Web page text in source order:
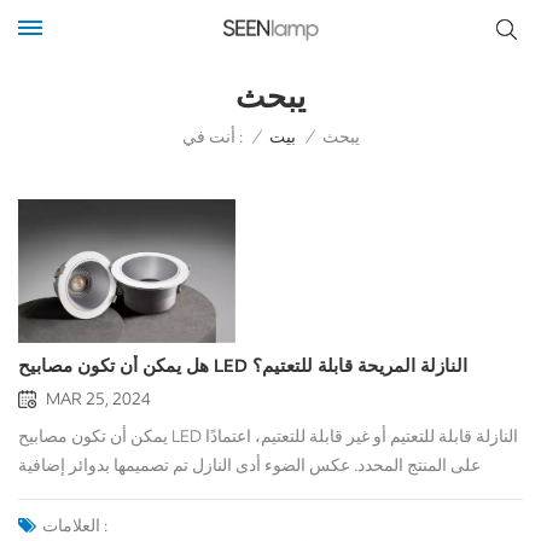
يبحث
أنت في : / بيت / يبحث
هل يمكن أن تكون مصابيح LED النازلة المريحة قابلة للتعتيم؟
MAR 25, 2024
يمكن أن تكون مصابيح LED النازلة قابلة للتعتيم أو غير قابلة للتعتيم، اعتمادًا
على المنتج المحدد. عكس الضوء أدى النازل تم تصميمها بدوائر إضافية
تسمح بضبط خرج الضوء لتحقيق مستويات السطوع المرغوبة. من ناحية
أخرى، لا تتمتع مصابيح LED غير القابلة للخفت بهذه الميزة وتعمل عند
العلامات :